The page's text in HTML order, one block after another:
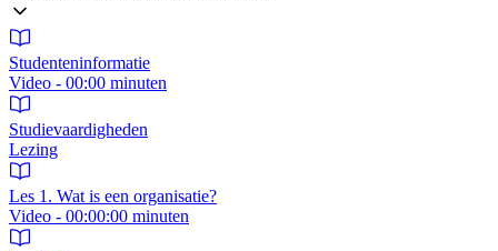
Studenteninformatie
Video - 00:00 minuten
Studievaardigheden
Lezing
Les 1. Wat is een organisatie?
Video - 00:00:00 minuten